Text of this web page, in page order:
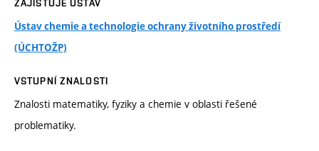
ZAJIŠŤUJE ÚSTAV
Ústav chemie a technologie ochrany životního prostředí
(ÚCHTOŽP)
VSTUPNÍ ZNALOSTI
Znalosti matematiky, fyziky a chemie v oblasti řešené
problematiky.